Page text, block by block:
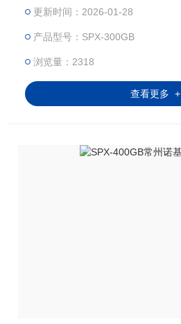
更新时间：2026-01-28
产品型号：SPX-300GB
浏览量：2318
查看更多 +